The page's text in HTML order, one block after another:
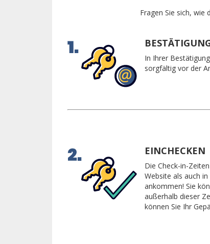
Fragen Sie sich, wie
In Ihrer
sorgfältig vor der
EINCHECKEN
Die Check-in-
Website als auch
ankommen! Sie
außerhalb dieser
können Sie Ihr